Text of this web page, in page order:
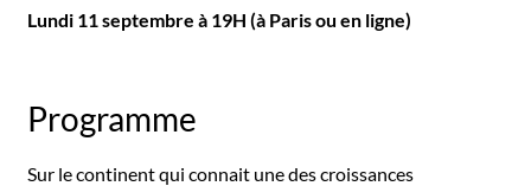
Lundi 11 septembre à 19H (à Paris ou en ligne)
Programme
Sur le continent qui connait une des croissances